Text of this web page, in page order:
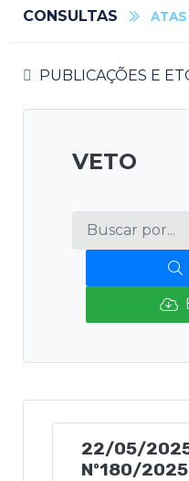
CONSULTAS ATAS
PUBLICAÇÕES E
VETO
22/05/2025
Nº180/2025